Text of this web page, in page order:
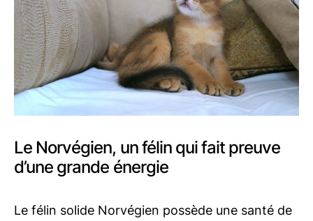
Le Norvégien, un félin qui fait preuve
d’une grande énergie
Le félin solide Norvégien possède une santé de